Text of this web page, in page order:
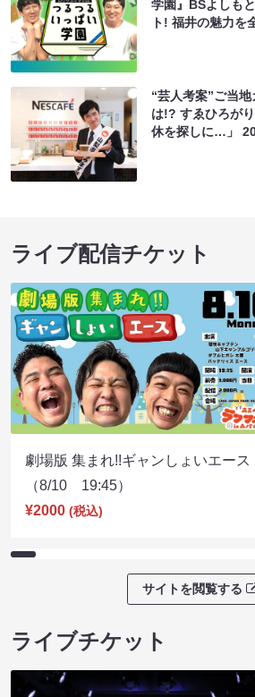
学園』BSよしも
ト! 福井の魅力を
“芸人考案”ご当
は!? すゑひろが
休を探しに…」
ライブ配信チケット
劇場版 集まれ!!ギャンしょいエース
（8/10 19:45）
¥2000 (税込)
サイトを閲覧する
ライブチケット